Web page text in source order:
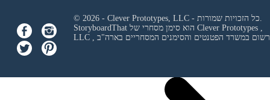
© 2026 - Clever Prototypes, LLC - כל הזכויות שמורות.
Clever Prototypes ,
LLC
ורשום במשרד הפטנטים והסימנים המסחריים בארה"ב